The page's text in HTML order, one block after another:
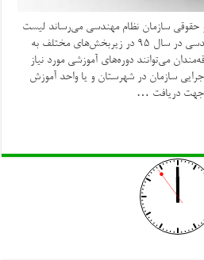
سازمان نظام مهندسی می‌رساند لیست
دوره‌های آموزشی سازمان نظام مهندسی در سال ۹۵ در زیربخش‌های مختلف به
می‌توانند دوره‌های آموزشی مورد نیاز
سازمان در شهرستان و یا واحد آموزش
جهت دریافت …